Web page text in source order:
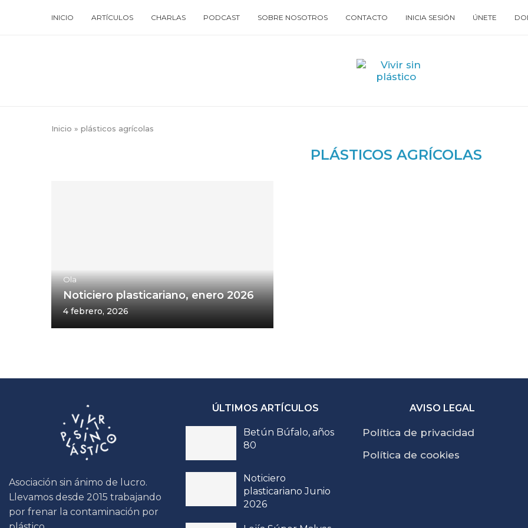
INICIO ARTÍCULOS CHARLAS PODCAST SOBRE NOSOTROS CONTACTO INICIA SESIÓN ÚNETE
Inicio » plásticos agrícolas
PLÁSTICOS AGRÍCOLAS
Ola
Noticiero plasticariano, enero 2026
4 febrero, 2026
Asociación sin ánimo de lucro.
Llevamos desde 2015 trabajando
por frenar la contaminación por
ÚLTIMOS ARTÍCULOS
Betún Búfalo, años
80
Noticiero
plasticariano Junio
2026
AVISO LEGAL
Política de privacidad
Política de cookies